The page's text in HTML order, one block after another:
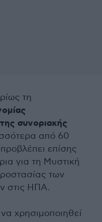
τη
συνοριακής
από 60
επίσης
για τη Μυστική
των
στις ΗΠΑ.
χρησιμοποιηθεί